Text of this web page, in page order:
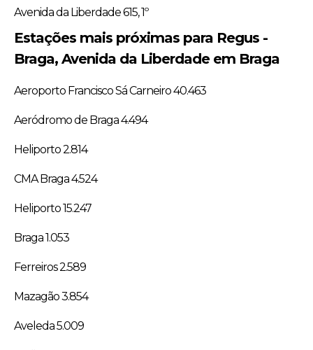
Avenida da Liberdade 615, 1º
Estações mais próximas para Regus -
Braga, Avenida da Liberdade em Braga
Aeroporto Francisco Sá Carneiro 40.463
Aeródromo de Braga 4.494
Heliporto 2.814
CMA Braga 4.524
Heliporto 15.247
Braga 1.053
Ferreiros 2.589
Mazagão 3.854
Aveleda 5.009